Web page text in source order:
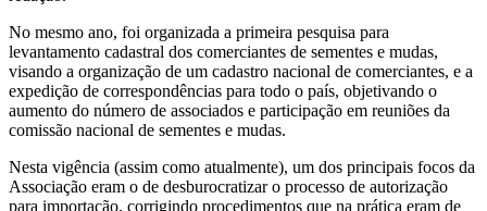
No mesmo ano, foi organizada a primeira pesquisa para
levantamento cadastral dos comerciantes de sementes e mudas,
visando a organização de um cadastro nacional de comerciantes, e a
expedição de correspondências para todo o país, objetivando o
aumento do número de associados e participação em reuniões da
comissão nacional de sementes e mudas.
Nesta vigência (assim como atualmente), um dos principais focos da
Associação eram o de desburocratizar o processo de autorização
para importação, corrigindo procedimentos que na prática eram de